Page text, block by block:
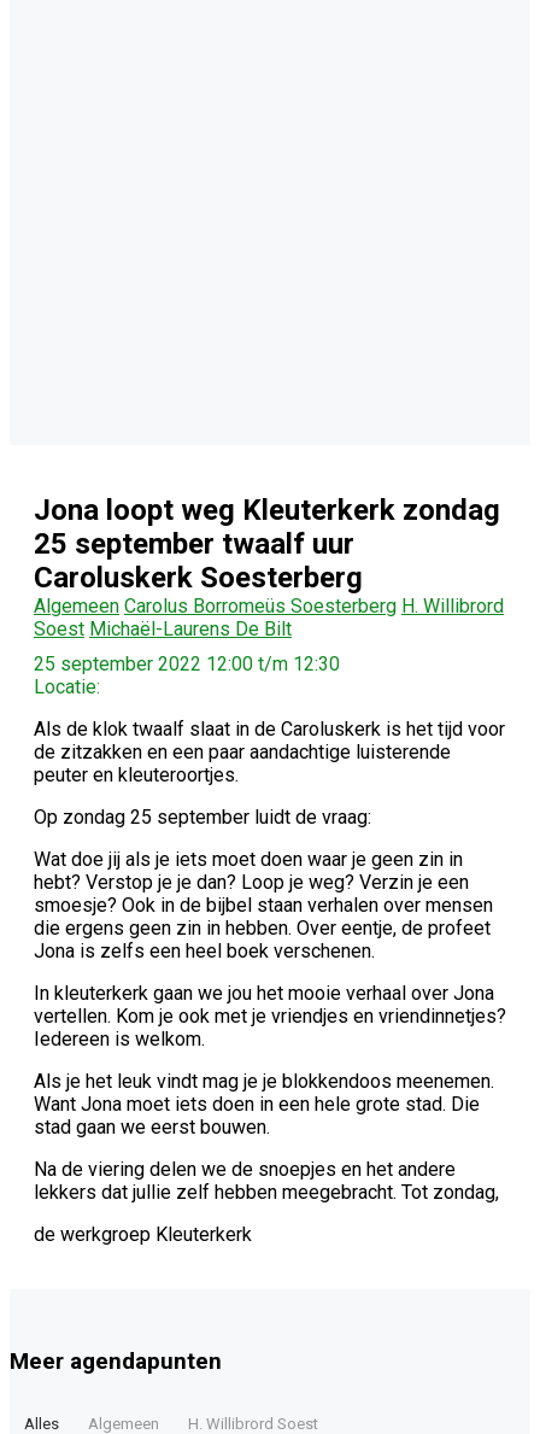
Jona loopt weg Kleuterkerk zondag
25 september twaalf uur
Caroluskerk Soesterberg
Algemeen Carolus Borromeüs Soesterberg H. Willibrord
Soest Michaël-Laurens De Bilt
25 september 2022 12:00 t/m 12:30
Locatie:
Als de klok twaalf slaat in de Caroluskerk is het tijd voor
de zitzakken en een paar aandachtige luisterende
peuter en kleuteroortjes.
Op zondag 25 september luidt de vraag:
Wat doe jij als je iets moet doen waar je geen zin in
hebt? Verstop je je dan? Loop je weg? Verzin je een
smoesje? Ook in de bijbel staan verhalen over mensen
die ergens geen zin in hebben. Over eentje, de profeet
Jona is zelfs een heel boek verschenen.
In kleuterkerk gaan we jou het mooie verhaal over Jona
vertellen. Kom je ook met je vriendjes en vriendinnetjes?
Iedereen is welkom.
Als je het leuk vindt mag je je blokkendoos meenemen.
Want Jona moet iets doen in een hele grote stad. Die
stad gaan we eerst bouwen.
Na de viering delen we de snoepjes en het andere
lekkers dat jullie zelf hebben meegebracht. Tot zondag,
de werkgroep Kleuterkerk
Meer agendapunten
Alles Algemeen H. Willibrord Soest